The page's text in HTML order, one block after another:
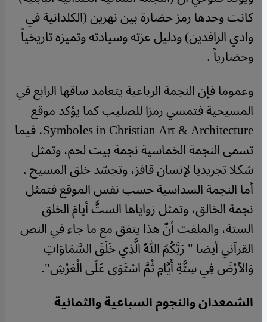
كانت وحدها رمز حضارة بين نهرين (الكلدانية في
وادي الرافدين) ودليل عزته وسيادته وتميزه تاريخياً
وحضارياً .
وعموما فإن النجمة الرباعية يتعامد ساقها الرابع في
المسيحية فتمسي رمزا للصليب كما يؤكد موقع
Symboles in Christian Art & Architecture، فيما
تسمى النجمة الخماسية نجمة بيت لحم، وتمثل
شكلا تجريديا لإنسان قافز، وتجسّد خلق المسيح .
أما النجمة السداسية حسب نفس الموقع فتمثل
نجمة الخالق، وتمثل زواياها الستُّ أيامَ الخلق
الستة، والملفت أنّ هذا يتفق مع ما جاء في النص
القرآني أيضا " رَبَّكُمُ اللّهُ الَّذِي خَلَقَ السَّمَاوَاتِ
وَالأَرْضَ فِي سِتَّةِ أَيَّامٍ ثُمَّ اسْتَوَى عَلَى الْعَرْشِ".
الشمعدان والنجوم السباعية والثمانية